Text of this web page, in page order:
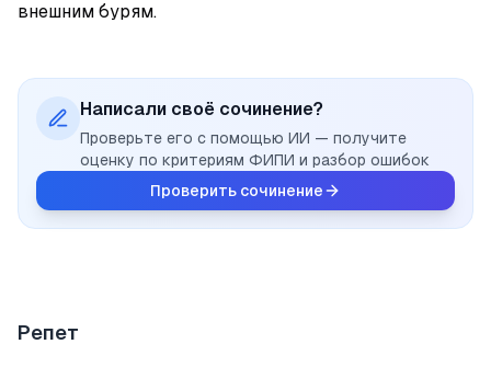
внешним бурям.
Написали своё сочинение?
Проверьте его с помощью ИИ — получите
оценку по критериям ФИПИ и разбор ошибок
Проверить сочинение
Репет